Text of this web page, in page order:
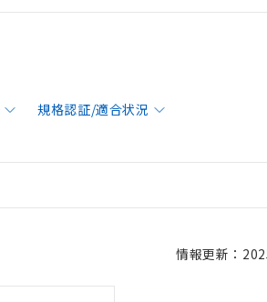
規格認証/適合状況
情報更新：